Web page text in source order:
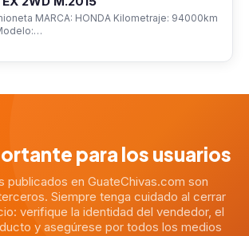
MARCA: HONDA Kilometraje: 94000km
para los usuarios
publicados en GuateChivas.com son
Siempre tenga cuidado al cerrar
verifique la identidad del vendedor, el
y asegúrese por todos los medios